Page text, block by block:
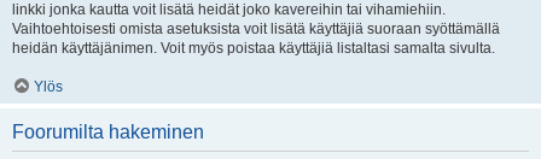
linkki jonka kautta voit lisätä heidät joko kavereihin tai vihamiehiin.
Vaihtoehtoisesti omista asetuksista voit lisätä käyttäjiä suoraan syöttämällä
heidän käyttäjänimen. Voit myös poistaa käyttäjiä listaltasi samalta sivulta.
Ylös
Foorumilta hakeminen